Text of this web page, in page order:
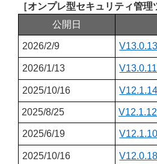
［オンプレ型セキュリティ管理
公開日
2026/2/9
2026/1/13
2025/10/16
2025/8/25
2025/6/19
2025/10/16